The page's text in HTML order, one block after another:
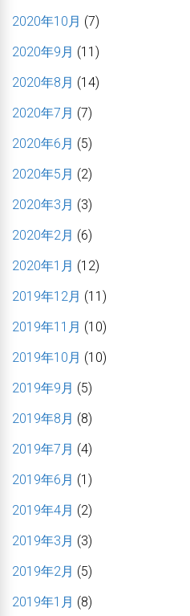
2020年10月 (7)
2020年9月 (11)
2020年8月 (14)
2020年7月 (7)
2020年6月 (5)
2020年5月 (2)
2020年3月 (3)
2020年2月 (6)
2020年1月 (12)
2019年12月 (11)
2019年11月 (10)
2019年10月 (10)
2019年9月 (5)
2019年8月 (8)
2019年7月 (4)
2019年6月 (1)
2019年4月 (2)
2019年3月 (3)
2019年2月 (5)
2019年1月 (8)